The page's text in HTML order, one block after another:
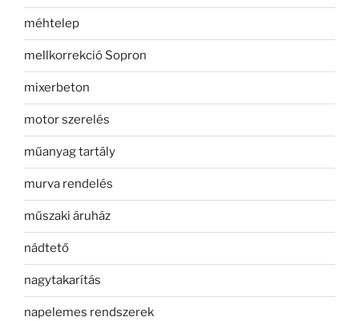
méhtelep
mellkorrekció Sopron
mixerbeton
motor szerelés
műanyag tartály
murva rendelés
műszaki áruház
nádtető
nagytakarítás
napelemes rendszerek